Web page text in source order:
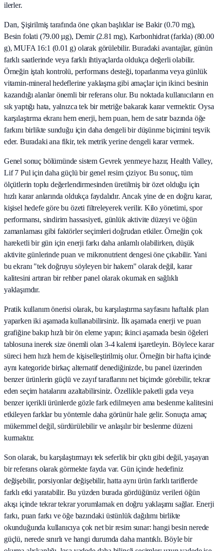
ilerler.
Darı, Şişirilmiş tarafında öne çıkan başlıklar ise Bakir (0.70 mg),
Besin folati (79.00 µg), Demir (2.81 mg), Karbonhidrat (farkla) (80.00
g), MUFA 16:1 (0.01 g) olarak görülebilir. Buradaki avantajlar, günün
farklı saatlerinde veya farklı ihtiyaçlarda oldukça değerli olabilir.
Örneğin iştah kontrolü, performans desteği, toparlanma veya günlük
vitamin-mineral hedeflerine yaklaşma gibi amaçlar için ikinci besinin
kazandığı alanlar önemli bir referans olur. Bu noktada kullanıcıların en
sık yaptığı hata, yalnızca tek bir metriğe bakarak karar vermektir. Oysa
karşılaştırma ekranı hem enerji, hem puan, hem de satır bazında öğe
farkını birlikte sunduğu için daha dengeli bir düşünme biçimini teşvik
eder. Buradaki ana fikir, tek metrik yerine dengeli karar vermek.
Genel sonuç bölümünde sistem Gevrek yenmeye hazır, Health Valley,
Lif 7 Pul için daha güçlü bir genel resim çiziyor. Bu sonuç, tüm
ölçütlerin toplu değerlendirmesinden üretilmiş bir özet olduğu için
hızlı karar anlarında oldukça faydalıdır. Ancak yine de en doğru karar,
kişisel hedefe göre bu özeti filtreleyerek verilir. Kilo yönetimi, spor
performansı, sindirim hassasiyeti, günlük aktivite düzeyi ve öğün
zamanlaması gibi faktörler seçimleri doğrudan etkiler. Örneğin çok
hareketli bir gün için enerji farkı daha anlamlı olabilirken, düşük
aktivite günlerinde puan ve mikronutrient dengesi öne çıkabilir. Yani
bu ekranı "tek doğruyu söyleyen bir hakem" olarak değil, karar
kalitesini artıran bir rehber panel olarak okumak en sağlıklı
yaklaşımdır.
Pratik kullanım önerisi olarak, bu karşılaştırma sayfasını haftalık plan
yaparken iki aşamada kullanabilirsiniz. İlk aşamada enerji ve puan
grafiğine bakıp hızlı bir ön eleme yapın; ikinci aşamada besin öğeleri
tablosuna inerek size önemli olan 3-4 kalemi işaretleyin. Böylece karar
süreci hem hızlı hem de kişiselleştirilmiş olur. Örneğin bir hafta içinde
aynı kategoride birkaç alternatif denediğinizde, bu panel üzerinden
benzer ürünlerin güçlü ve zayıf taraflarını net biçimde görebilir, tekrar
eden seçim hatalarını azaltabilirsiniz. Özellikle paketli gıda veya
benzer içerikli ürünlerde gözle fark edilmeyen ama beslenme kalitesini
etkileyen farklar bu yöntemle daha görünür hale gelir. Sonuçta amaç
mükemmel değil, sürdürülebilir ve anlaşılır bir beslenme düzeni
kurmaktır.
Son olarak, bu karşılaştırmayı tek seferlik bir çıktı gibi değil, yaşayan
bir referans olarak görmekte fayda var. Gün içinde hedefiniz
değişebilir, porsiyonlar değişebilir, hatta aynı ürün farklı tariflerde
farklı etki yaratabilir. Bu yüzden burada gördüğünüz verileri öğün
akışı içinde tekrar tekrar yorumlamak en doğru yaklaşımı sağlar. Enerji
farkı, puan farkı ve öğe bazındaki üstünlük dağılımı birlikte
okunduğunda kullanıcıya çok net bir resim sunar: hangi besin nerede
güçlü, nerede sınırlı ve hangi durumda daha mantıklı. Böyle bir